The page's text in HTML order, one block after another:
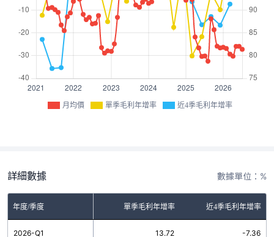
月均價 單季毛利年增率 近4季毛利年增率
詳細數據 數據單位：%
年度/季度 單季毛利年增率 近4季毛利年增率
2026-Q1 13.72 -7.36